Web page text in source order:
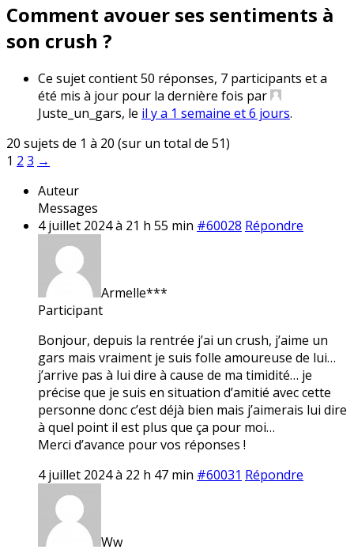
Comment avouer ses sentiments à
son crush ?
Ce sujet contient 50 réponses, 7 participants et a
été mis à jour pour la dernière fois par
Juste_un_gars, le il y a 1 semaine et 6 jours.
20 sujets de 1 à 20 (sur un total de 51)
1 2 3 →
Auteur
Messages
4 juillet 2024 à 21 h 55 min #60028 Répondre
Armelle***
Participant
Bonjour, depuis la rentrée j’ai un crush, j’aime un
gars mais vraiment je suis folle amoureuse de lui…
j’arrive pas à lui dire à cause de ma timidité… je
précise que je suis en situation d’amitié avec cette
personne donc c’est déjà bien mais j’aimerais lui dire
à quel point il est plus que ça pour moi…
Merci d’avance pour vos réponses !
4 juillet 2024 à 22 h 47 min #60031 Répondre
Ww